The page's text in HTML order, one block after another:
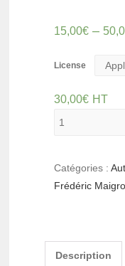
15,00€ –
License
30,00€ HT
Catégories :
Frédéric
Description